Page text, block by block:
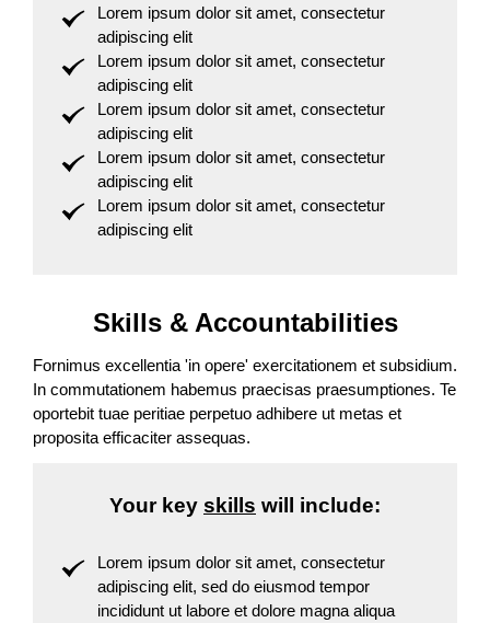
Lorem ipsum dolor sit amet, consectetur
adipiscing elit
Lorem ipsum dolor sit amet, consectetur
adipiscing elit
Lorem ipsum dolor sit amet, consectetur
adipiscing elit
Lorem ipsum dolor sit amet, consectetur
adipiscing elit
Lorem ipsum dolor sit amet, consectetur
adipiscing elit
Skills & Accountabilities
Fornimus excellentia 'in opere' exercitationem et subsidium.
In commutationem habemus praecisas praesumptiones. Te
oportebit tuae peritiae perpetuo adhibere ut metas et
proposita efficaciter assequas.
Your key skills will include:
Lorem ipsum dolor sit amet, consectetur
adipiscing elit, sed do eiusmod tempor
incididunt ut labore et dolore magna aliqua